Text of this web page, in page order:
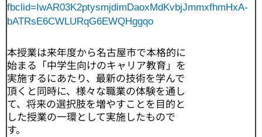
fbclid=IwAR03K2ptysmjdimDaoxMdKvbjJmmxfhmHxA-
bATRsE6CWLURqG6EWQHggqo
本授業は来年度から名古屋市で本格的に
始まる「中学生向けのキャリア教育」を
実施するにあたり、最新の技術を学んで
頂くと同時に、様々な職業の体験を通し
て、将来の選択肢を増やすことを目的と
した授業の一環として実施したもので
す。